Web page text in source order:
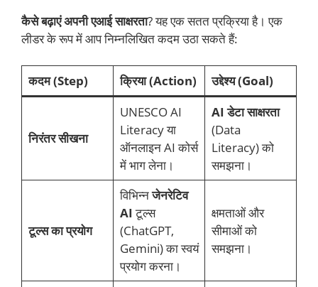
कैसे बढ़ाएं अपनी एआई साक्षरता? यह एक सतत प्रक्रिया है। एक
लीडर के रूप में आप निम्नलिखित कदम उठा सकते हैं:
कदम (Step) क्रिया (Action) उद्देश्य (Goal)
निरंतर सीखना
UNESCO AI
Literacy या
ऑनलाइन AI कोर्स
में भाग लेना।
AI डेटा साक्षरता
(Data
Literacy) को
समझना।
टूल्स का प्रयोग
विभिन्नजेनरेटिव
AI टूल्स
(ChatGPT,
Gemini) का स्वयं
प्रयोग करना।
क्षमताओं और
सीमाओं को
समझना।